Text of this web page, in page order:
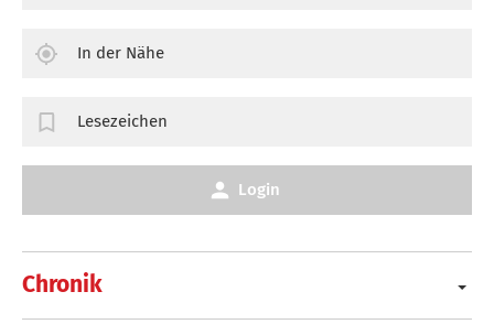
Chronik
In der Nähe
Lesezeichen
Login